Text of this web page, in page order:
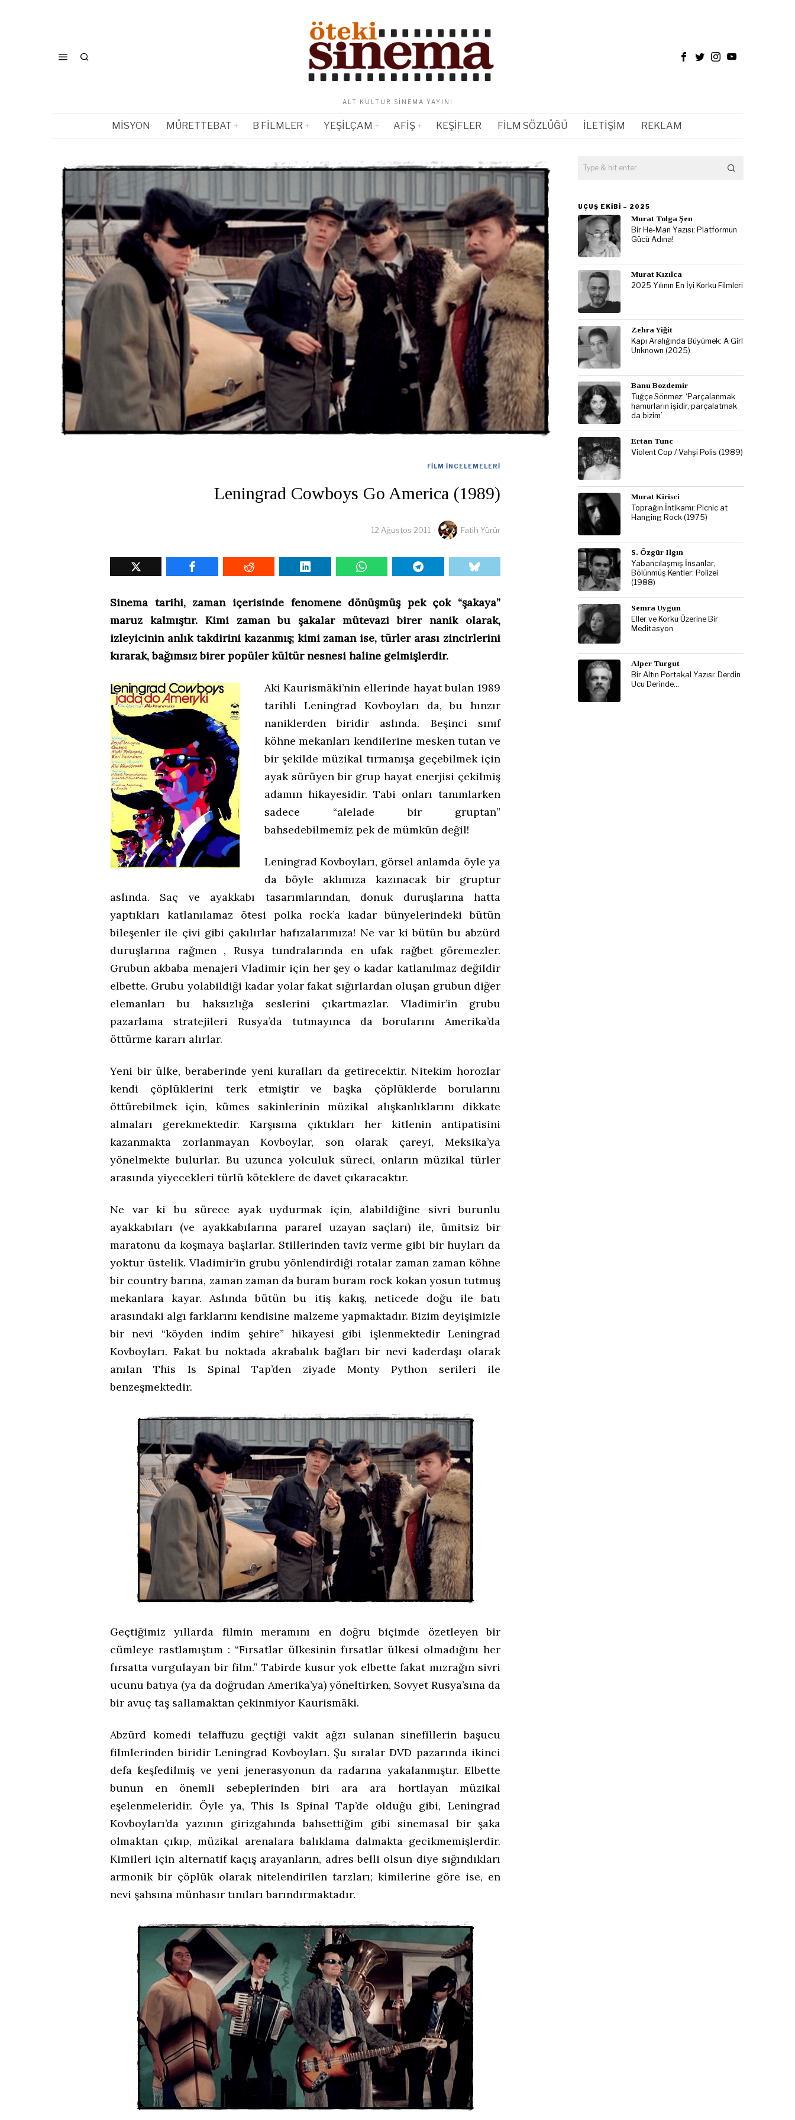
ALT KÜLTÜR SINEMA YAYINI
MISYON MÜRETTEBAT B FILMLER YEŞILÇAM AFIŞ KEŞIFLER FILM SÖZLÜĞÜ İLETIŞIM REKLAM
FILM İNCELEMELERI
Leningrad Cowboys Go America (1989)
12 Ağustos 2011 Fatih Yürür
Sinema tarihi, zaman içerisinde fenomene dönüşmüş pek çok “şakaya”
maruz kalmıştır. Kimi zaman bu şakalar mütevazi birer nanik olarak,
izleyicinin anlık takdirini kazanmış; kimi zaman ise, türler arası zincirlerini
kırarak, bağımsız birer popüler kültür nesnesi haline gelmişlerdir.
Aki Kaurismäki’nin ellerinde hayat bulan 1989
tarihli Leningrad Kovboyları da, bu hınzır
naniklerden biridir aslında. Beşinci sınıf
köhne mekanları kendilerine mesken tutan ve
bir şekilde müzikal tırmanışa geçebilmek için
ayak sürüyen bir grup hayat enerjisi çekilmiş
adamın hikayesidir. Tabi onları tanımlarken
sadece “alelade bir gruptan”
bahsedebilmemiz pek de mümkün değil!
Leningrad Kovboyları, görsel anlamda öyle ya
da böyle aklımıza kazınacak bir gruptur
aslında. Saç ve ayakkabı tasarımlarından, donuk duruşlarına hatta
yaptıkları katlanılamaz ötesi polka rock’a kadar bünyelerindeki bütün
bileşenler ile çivi gibi çakılırlar hafızalarımıza! Ne var ki bütün bu abzürd
duruşlarına rağmen , Rusya tundralarında en ufak rağbet göremezler.
Grubun akbaba menajeri Vladimir için her şey o kadar katlanılmaz değildir
elbette. Grubu yolabildiği kadar yolar fakat sığırlardan oluşan grubun diğer
elemanları bu haksızlığa seslerini çıkartmazlar. Vladimir’in grubu
pazarlama stratejileri Rusya’da tutmayınca da borularını Amerika’da
öttürme kararı alırlar.
Yeni bir ülke, beraberinde yeni kuralları da getirecektir. Nitekim horozlar
kendi çöplüklerini terk etmiştir ve başka çöplüklerde borularını
öttürebilmek için, kümes sakinlerinin müzikal alışkanlıklarını dikkate
almaları gerekmektedir. Karşısına çıktıkları her kitlenin antipatisini
kazanmakta zorlanmayan Kovboylar, son olarak çareyi, Meksika’ya
yönelmekte bulurlar. Bu uzunca yolculuk süreci, onların müzikal türler
arasında yiyecekleri türlü köteklere de davet çıkaracaktır.
Ne var ki bu sürece ayak uydurmak için, alabildiğine sivri burunlu
ayakkabıları (ve ayakkabılarına pararel uzayan saçları) ile, ümitsiz bir
maratonu da koşmaya başlarlar. Stillerinden taviz verme gibi bir huyları da
yoktur üstelik. Vladimir’in grubu yönlendirdiği rotalar zaman zaman köhne
bir country barına, zaman zaman da buram buram rock kokan yosun tutmuş
mekanlara kayar. Aslında bütün bu itiş kakış, neticede doğu ile batı
arasındaki algı farklarını kendisine malzeme yapmaktadır. Bizim deyişimizle
bir nevi “köyden indim şehire” hikayesi gibi işlenmektedir Leningrad
Kovboyları. Fakat bu noktada akrabalık bağları bir nevi kaderdaşı olarak
anılan This Is Spinal Tap’den ziyade Monty Python serileri ile
benzeşmektedir.
Geçtiğimiz yıllarda filmin meramını en doğru biçimde özetleyen bir
cümleye rastlamıştım : “Fırsatlar ülkesinin fırsatlar ülkesi olmadığını her
fırsatta vurgulayan bir film.” Tabirde kusur yok elbette fakat mızrağın sivri
ucunu batıya (ya da doğrudan Amerika’ya) yöneltirken, Sovyet Rusya’sına da
bir avuç taş sallamaktan çekinmiyor Kaurismäki.
Abzürd komedi telaffuzu geçtiği vakit ağzı sulanan sinefillerin başucu
filmlerinden biridir Leningrad Kovboyları. Şu sıralar DVD pazarında ikinci
defa keşfedilmiş ve yeni jenerasyonun da radarına yakalanmıştır. Elbette
bunun en önemli sebeplerinden biri ara ara hortlayan müzikal
eşelenmeleridir. Öyle ya, This Is Spinal Tap’de olduğu gibi, Leningrad
Kovboyları’da yazının girizgahında bahsettiğim gibi sinemasal bir şaka
olmaktan çıkıp, müzikal arenalara balıklama dalmakta gecikmemişlerdir.
Kimileri için alternatif kaçış arayanların, adres belli olsun diye sığındıkları
armonik bir çöplük olarak nitelendirilen tarzları; kimilerine göre ise, en
nevi şahsına münhasır tınıları barındırmaktadır.
UÇUŞ EKIBI – 2025
Murat Tolga Şen
Bir He-Man Yazısı: Platformun
Gücü Adına!
Murat Kızılca
2025 Yılının En İyi Korku Filmleri
Zehra Yiğit
Kapı Aralığında Büyümek: A Girl
Unknown (2025)
Banu Bozdemir
Tuğçe Sönmez: ‘Parçalanmak
hamurların işidir, parçalatmak
da bizim’
Ertan Tunc
Violent Cop / Vahşi Polis (1989)
Murat Kirisci
Toprağın İntikamı: Picnic at
Hanging Rock (1975)
S. Özgür Ilgın
Yabancılaşmış İnsanlar,
Bölünmüş Kentler: Polizei
(1988)
Semra Uygun
Eller ve Korku Üzerine Bir
Meditasyon
Alper Turgut
Bir Altın Portakal Yazısı: Derdin
Ucu Derinde…